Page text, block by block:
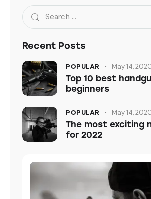
Recent Posts
POPULAR May 14, 2020
Top 10 best
beginners
POPULAR May 14, 2020
The most exciting
for 2022